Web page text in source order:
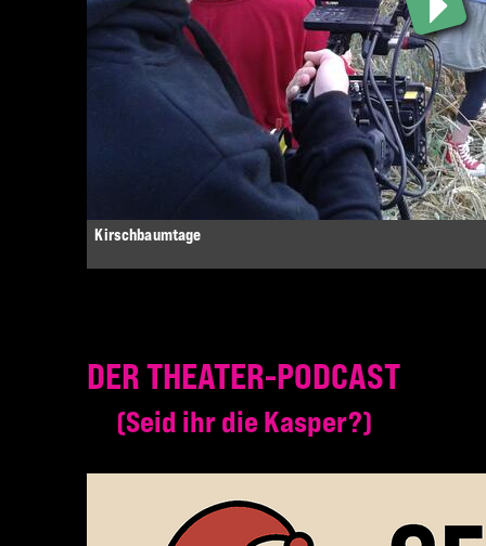
Kirschbaumtage
DER THEATER-PODCAST
Seid ihr die Kasper?